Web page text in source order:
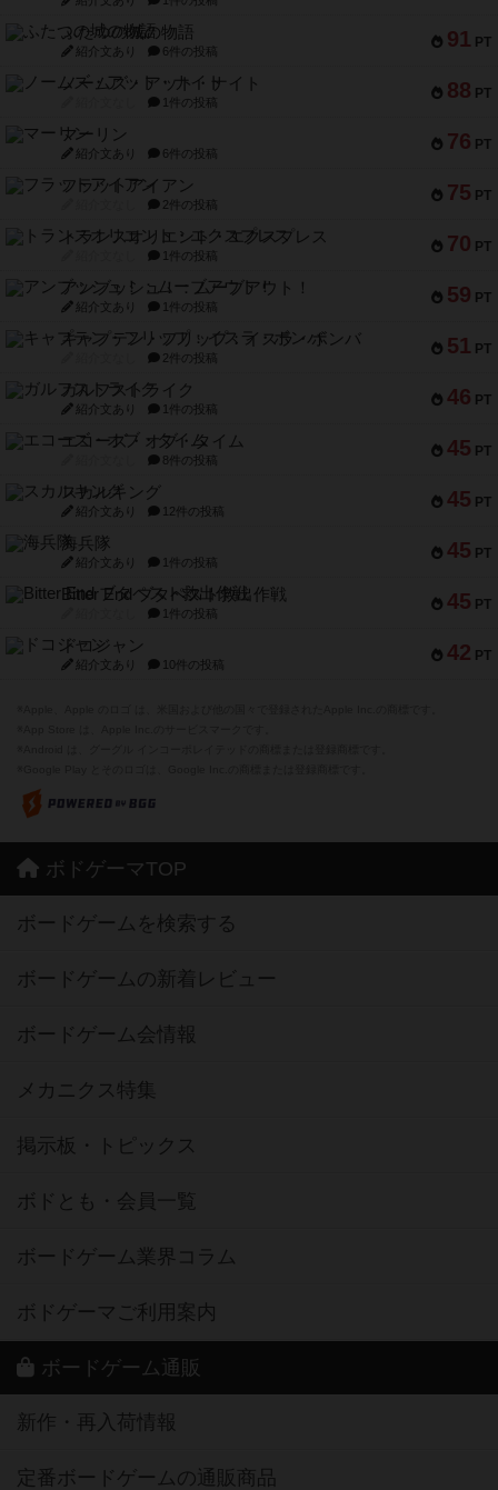
91 PT
ふたつの城の物語
紹介文あり 6件の投稿
88 PT
ノームズ・アット・ナイト
1件の投稿
76 PT
マーリン
紹介文あり 6件の投稿
75 PT
フラットアイアン
2件の投稿
70 PT
トランスオリエント・エクスプレス
1件の投稿
59 PT
アンブッシュ！：ムーブアウト！
紹介文あり 1件の投稿
51 PT
キャプテン・フリップ：イスラ・ボンバ
2件の投稿
46 PT
ガルフストライク
紹介文あり 1件の投稿
45 PT
エコーズ・オブ・タイム
8件の投稿
45 PT
スカルキング
紹介文あり 12件の投稿
45 PT
海兵隊
紹介文あり 1件の投稿
45 PT
Bitter End ブタペスト救出作戦
1件の投稿
42 PT
ドコジャン
紹介文あり 10件の投稿
ボドゲーマTOP
ボードゲームを検索する
ボードゲームの新着レビュー
ボードゲーム会情報
メカニクス特集
掲示板・トピックス
ボドとも・会員一覧
ボードゲーム業界コラム
ボドゲーマご利用案内
ボードゲーム通販
新作・再入荷情報
定番ボードゲームの通販商品